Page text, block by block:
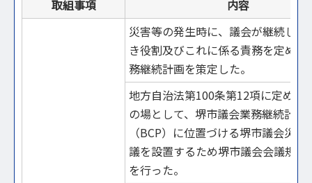
取組事項 内容
災害等の発生時に、議会が継続して
き役割及びこれに係る責務を定めた
務継続計画を策定した。
地方自治法第100条第12項に定める
の場として、堺市議会業務継続計画
（BCP）に位置づける堺市議会災害
議を設置するため堺市議会会議規則
を行った。